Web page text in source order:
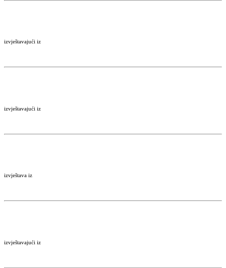
izvještavajući iz
izvještavajući iz
izvještava iz
izvještavajući iz